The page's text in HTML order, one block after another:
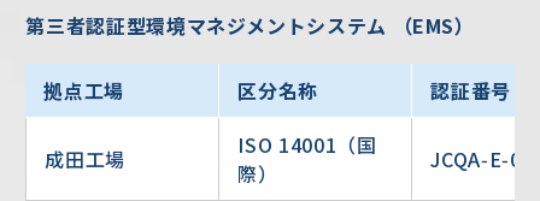
第三者認証型環境マネジメントシステム （EMS）
拠点工場 区分名称 認証番号
成田工場
ISO 14001（国
際）